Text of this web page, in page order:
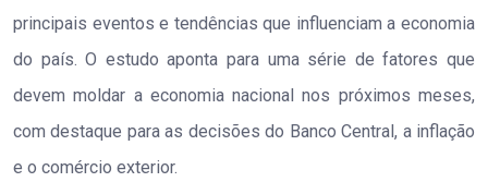
principais eventos e tendências que influenciam a economia
do país. O estudo aponta para uma série de fatores que
devem moldar a economia nacional nos próximos meses,
com destaque para as decisões do Banco Central, a inflação
e o comércio exterior.